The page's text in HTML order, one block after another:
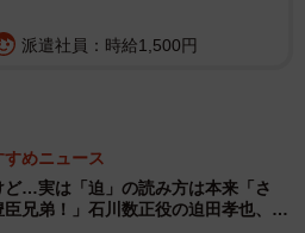
の「藤」をとって後藤氏を名乗
、公則は肥後守も務めており、
た。嫡流は鎌倉時代に幕府の六
、江戸時代の仙台藩重臣の後藤
派遣社員：時給1,500円
すめニュース
ど…実は「迫」の読み方は本来「さ
兄弟！」石川数正役の迫田孝也、